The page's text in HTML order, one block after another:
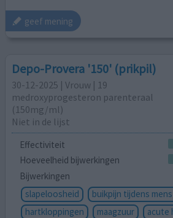
geef mening
Depo-Provera '150' (prikpil)
30-12-2025 | Vrouw | 19
medroxyprogesteron parenteraal
(150mg/ml)
Niet in de lijst
Effectiviteit
Hoeveelheid bijwerkingen
Bijwerkingen
slapeloosheid
buikpijn tijdens
hartkloppingen
maagzuur acute